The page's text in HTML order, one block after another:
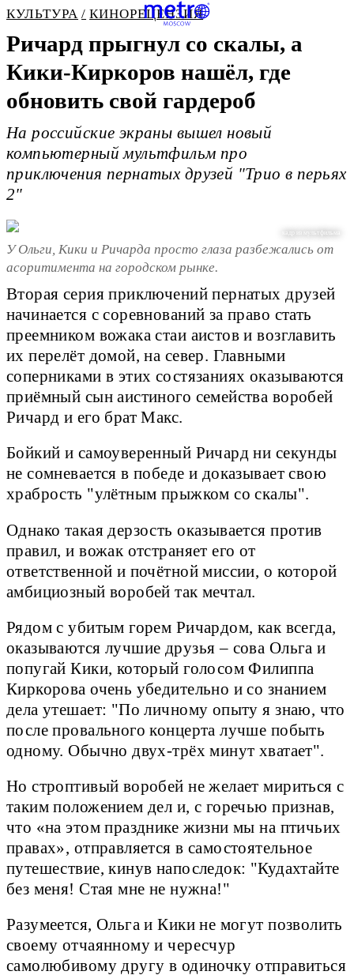
КУЛЬТУРА КИНОРЕЦЕНЗИЯ
Ричард прыгнул со скалы, а
Кики-Киркоров нашёл, где
обновить свой гардероб
На российские экраны вышел новый
компьютерный мультфильм про
приключения пернатых друзей "Трио в перьях
2"
кадр из мультфильма
У Ольги, Кики и Ричарда просто глаза разбежались от
асоритимента на городском рынке.
Вторая серия приключений пернатых друзей
начинается с соревнований за право стать
преемником вожака стаи аистов и возглавить
их перелёт домой, на север. Главными
соперниками в этих состязаниях оказываются
приёмный сын аистиного семейства воробей
Ричард и его брат Макс.
Бойкий и самоуверенный Ричард ни секунды
не сомневается в победе и доказывает свою
храбрость "улётным прыжком со скалы".
Однако такая дерзость оказывается против
правил, и вожак отстраняет его от
ответственной и почётной миссии, о которой
амбициозный воробей так мечтал.
Рядом с убитым горем Ричардом, как всегда,
оказываются лучшие друзья – сова Ольга и
попугай Кики, который голосом Филиппа
Киркорова очень убедительно и со знанием
дела утешает: "По личному опыту я знаю, что
после провального концерта лучше побыть
одному. Обычно двух-трёх минут хватает".
Но строптивый воробей не желает мириться с
таким положением дел и, с горечью признав,
что «на этом празднике жизни мы на птичьих
правах», отправляется в самостоятельное
путешествие, кинув напоследок: "Кудахтайте
без меня! Стая мне не нужна!"
Разумеется, Ольга и Кики не могут позволить
своему отчаянному и чересчур
самолюбивому другу в одиночку отправиться